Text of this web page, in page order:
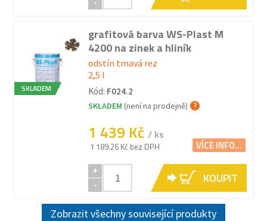
SKLADEM
grafitová barva WS-Plast M
4200 na zinek a hliník
odstín tmavá rez
2,5 l
Kód: F024.2
SKLADEM (není na prodejně)
1 439 Kč / ks
1 189.26 Kč bez DPH VÍCE INFO...
+
-
KOUPIT
Zobrazit všechny související produkty